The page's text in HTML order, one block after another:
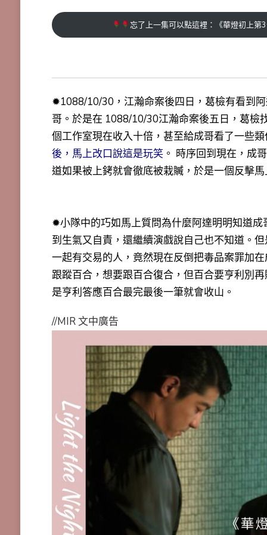
忘了上一集可以點這裡：《華燈初上
✹1088/10/30，江瀚命案後四日，葛檢有看到
哥。於是在 1088/10/30江瀚命案後五日，葛檢
個工作室現在收入十倍，甚至給成哥看了一些
後，馬上改口說這是玩笑。 時序回到現在，成
道如果被上銬就會徹底被栽贓，於是一個反擊
✹小隊中的巧如馬上質問為什麼阿達明明知道
到生氣又自責，還繼續演戲說自己也不知道。
一起有交易的人，竟然現在反倒把毒品案罪加
跟蹤百合，想要跟百合復合，但百合要亨利別
是亨利答應百合最完最後一筆就會收山 。
//MIR 文中廣告